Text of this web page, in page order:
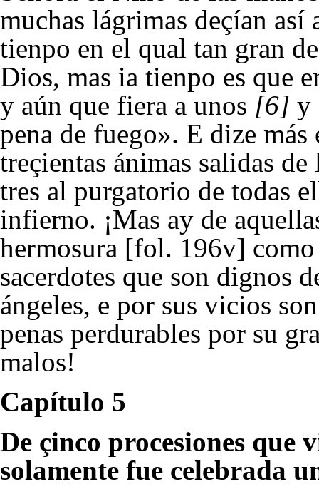
muchas lágrimas deçían así
tienpo en el qual tan gran
Dios, mas ia tienpo es que
y aún que fiera a unos [6] y
pena de fuego». E dize
treçientas ánimas salidas
tres al purgatorio de todas
infierno. ¡Mas ay de
hermosura [fol. 196v] como
sacerdotes que son dignos
ángeles, e por sus vicios
penas perdurables por su
malos!
Capítulo 5
De çinco procesiones que
solamente fue celebrada